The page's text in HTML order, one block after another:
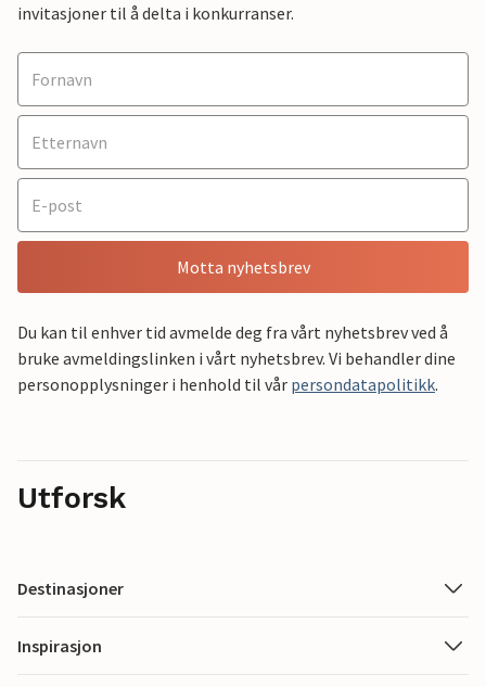
invitasjoner til å delta i konkurranser.
Motta nyhetsbrev
Du kan til enhver tid avmelde deg fra vårt nyhetsbrev ved å
bruke avmeldingslinken i vårt nyhetsbrev. Vi behandler dine
personopplysninger i henhold til vår persondatapolitikk.
Utforsk
Destinasjoner
Inspirasjon